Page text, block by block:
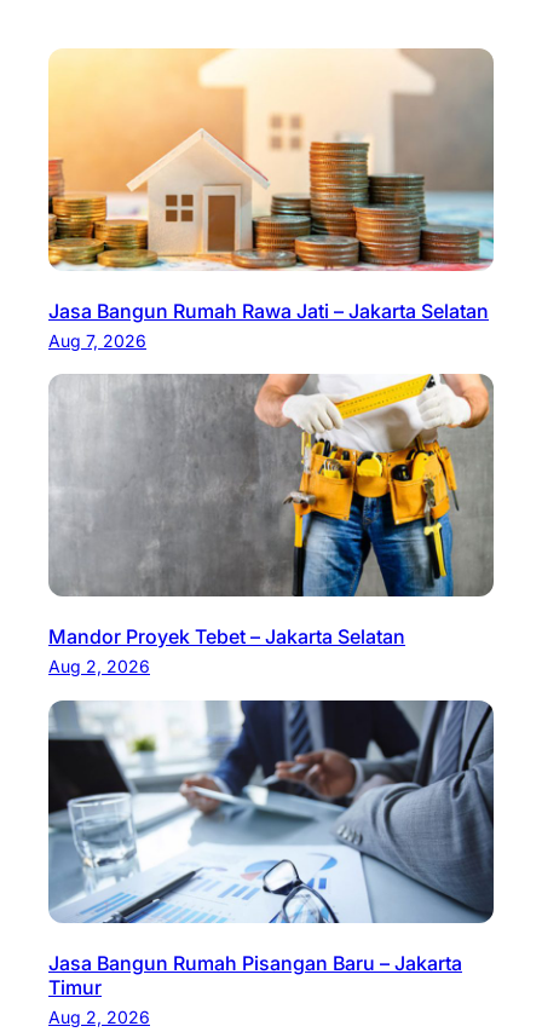
Jasa Bangun Rumah Rawa Jati – Jakarta Selatan
Aug 7, 2026
Mandor Proyek Tebet – Jakarta Selatan
Aug 2, 2026
Jasa Bangun Rumah Pisangan Baru – Jakarta
Timur
Aug 2, 2026